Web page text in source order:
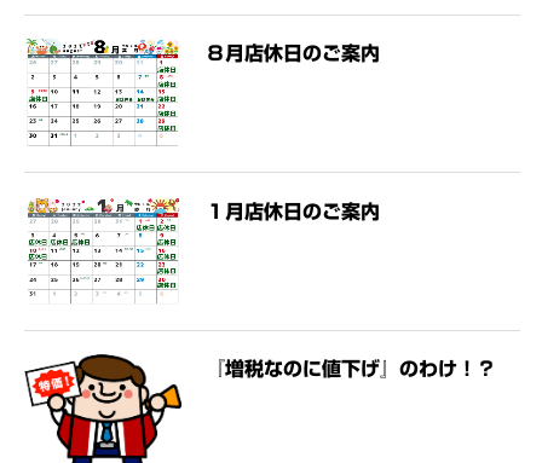
８月店休日のご案内
１月店休日のご案内
『増税なのに値下げ』のわけ！？